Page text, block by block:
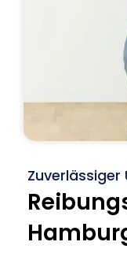
Zuverlässiger